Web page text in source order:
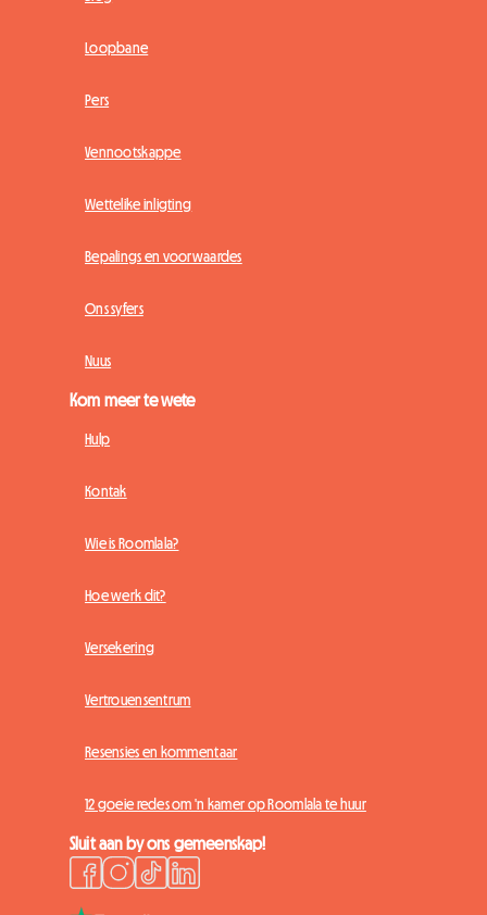
Loopbane
Pers
Vennootskappe
Wettelike inligting
Bepalings en voorwaardes
Ons syfers
Nuus
Kom meer te wete
Hulp
Kontak
Wie is Roomlala?
Hoe werk dit?
Versekering
Vertrouensentrum
Resensies en kommentaar
12 goeie redes om 'n kamer op Roomlala te huur
Sluit aan by ons gemeenskap!